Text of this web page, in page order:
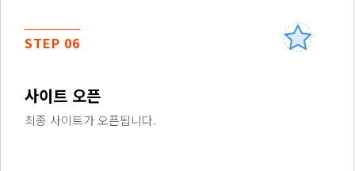
STEP 06
사이트 오픈
최종 사이트가 오픈됩니다.